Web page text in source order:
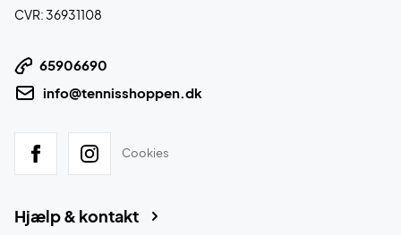
CVR: 36931108
65906690
info@tennisshoppen.dk
Cookies
Hjælp & kontakt